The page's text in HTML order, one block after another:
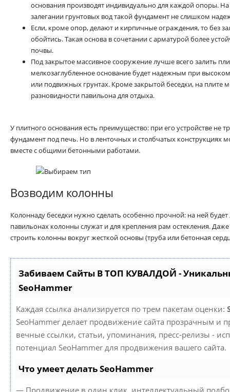
основания производят индивидуально для каждой опоры.
залегании грунтовых вод такой фундамент не слишком
Если, кроме опор, делают и кирпичные ограждения, то без
обойтись. Такая основа в сочетании с арматурой более
почвы.
Под закрытое массивное сооружение лучше всего залить
мелкозаглубленное основание будет надежным при
или подвижных грунтах. Кроме закрытой беседки, на плите
разновидности павильона для отдыха.
У плитного основания есть преимущество: при его устройстве не
фундамент под печь. Но в ленточных и столбчатых конструкциях
вместе с общими бетонными работами.
Возводим колонны
Колоннаду беседки нужно сделать особенно прочной: на ней
павильонах колонны служат и для крепления рам остекления.
строить колонны вокруг жесткой основы (труба или бетонная
Забиваем Сайты В ТОП КУВАЛДОЙ -
SeoHammer
Каждая ссылка анализируется по трем пакетам оценки:
SeoHammer делает продвижение сайта прозрачным и
вечные ссылки, статьи, упоминания, пресс-релизы -
потенциал SeoHammer для продвижения вашего сайта.
Что умеет делать SeoHammer